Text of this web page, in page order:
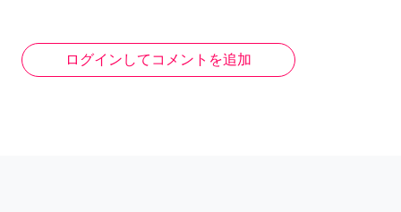
ログインしてコメントを追加